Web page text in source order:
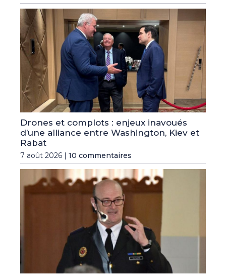
Drones et complots : enjeux inavoués
d’une alliance entre Washington, Kiev et
Rabat
7 août 2026 | 10 commentaires